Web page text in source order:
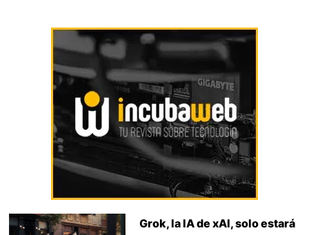
Grok, la IA de xAI, solo estará